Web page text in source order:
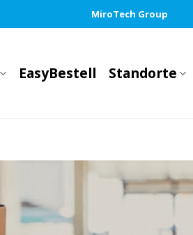
MiroTech Group
EasyBestell Standorte